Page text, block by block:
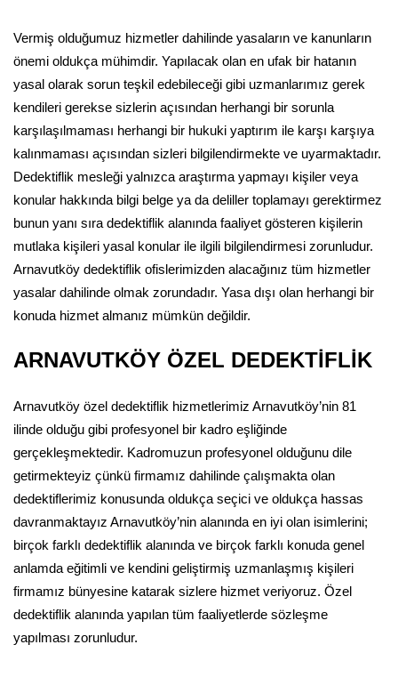
Vermiş olduğumuz hizmetler dahilinde yasaların ve kanunların
önemi oldukça mühimdir. Yapılacak olan en ufak bir hatanın
yasal olarak sorun teşkil edebileceği gibi uzmanlarımız gerek
kendileri gerekse sizlerin açısından herhangi bir sorunla
karşılaşılmaması herhangi bir hukuki yaptırım ile karşı karşıya
kalınmaması açısından sizleri bilgilendirmekte ve uyarmaktadır.
Dedektiflik mesleği yalnızca araştırma yapmayı kişiler veya
konular hakkında bilgi belge ya da deliller toplamayı gerektirmez
bunun yanı sıra dedektiflik alanında faaliyet gösteren kişilerin
mutlaka kişileri yasal konular ile ilgili bilgilendirmesi zorunludur.
Arnavutköy dedektiflik ofislerimizden alacağınız tüm hizmetler
yasalar dahilinde olmak zorundadır. Yasa dışı olan herhangi bir
konuda hizmet almanız mümkün değildir.
ARNAVUTKÖY ÖZEL DEDEKTİFLİK
Arnavutköy özel dedektiflik hizmetlerimiz Arnavutköy’nin 81
ilinde olduğu gibi profesyonel bir kadro eşliğinde
gerçekleşmektedir. Kadromuzun profesyonel olduğunu dile
getirmekteyiz çünkü firmamız dahilinde çalışmakta olan
dedektiflerimiz konusunda oldukça seçici ve oldukça hassas
davranmaktayız Arnavutköy’nin alanında en iyi olan isimlerini;
birçok farklı dedektiflik alanında ve birçok farklı konuda genel
anlamda eğitimli ve kendini geliştirmiş uzmanlaşmış kişileri
firmamız bünyesine katarak sizlere hizmet veriyoruz. Özel
dedektiflik alanında yapılan tüm faaliyetlerde sözleşme
yapılması zorunludur.